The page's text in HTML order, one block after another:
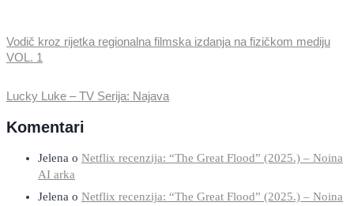
Vodič kroz rijetka regionalna filmska izdanja na fizičkom mediju
VOL. 1
Lucky Luke – TV Serija: Najava
Komentari
Jelena o Netflix recenzija: “The Great Flood” (2025.) – Noina
AI arka
Jelena o Netflix recenzija: “The Great Flood” (2025.) – Noina